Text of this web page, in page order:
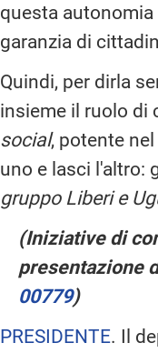
questa
garanzia di
Quindi, per dirla
insieme il ruolo di
social, potente
uno e lasci l'altro:
gruppo Liberi e
(Iniziative di
presentazione
00779)
PRESIDENTE. Il